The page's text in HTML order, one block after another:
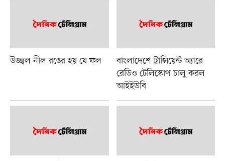
উজ্জ্বল নীল রঙের হয় যে ফল
বাংলাদেশে ট্রান্সিয়েন্ট অ্যারে
রেডিও টেলিস্কোপ চালু করল
আইইউবি